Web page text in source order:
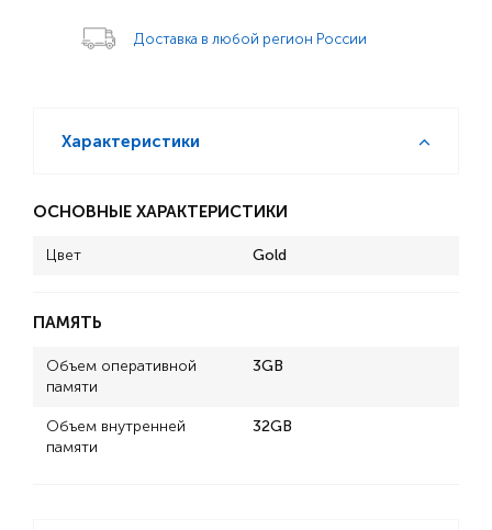
Доставка в любой регион России
Характеристики
ОСНОВНЫЕ ХАРАКТЕРИСТИКИ
Цвет Gold
ПАМЯТЬ
Объем оперативной
памяти
3GB
Объем внутренней
памяти
32GB